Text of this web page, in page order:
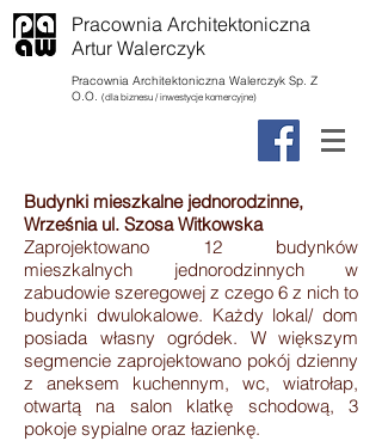
Pracownia Architektoniczna
Artur Walerczyk
Pracownia Architektoniczna Walerczyk Sp. Z
O.O. (dla biznesu / inwestycje komercyjne)
Budynki mieszkalne jednorodzinne,
Września ul. Szosa Witkowska
Zaprojektowano 12 budynków
mieszkalnych jednorodzinnych w
zabudowie szeregowej z czego 6 z nich to
budynki dwulokalowe. Każdy lokal/ dom
posiada własny ogródek. W większym
segmencie zaprojektowano pokój dzienny
z aneksem kuchennym, wc, wiatrołap,
otwartą na salon klatkę schodową, 3
pokoje sypialne oraz łazienkę.